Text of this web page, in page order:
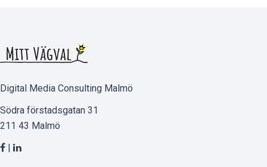
Digital Media Consulting Malmö
Södra förstadsgatan 31
211 43 Malmö
|